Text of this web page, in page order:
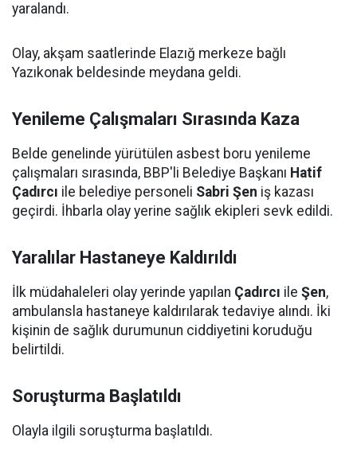
yaralandı.
Olay, akşam saatlerinde Elazığ merkeze bağlı
Yazıkonak beldesinde meydana geldi.
Yenileme Çalışmaları Sırasında Kaza
Belde genelinde yürütülen asbest boru yenileme
çalışmaları sırasında, BBP'li Belediye Başkanı Hatif
Çadırcı ile belediye personeli Sabri Şen iş kazası
geçirdi. İhbarla olay yerine sağlık ekipleri sevk edildi.
Yaralılar Hastaneye Kaldırıldı
İlk müdahaleleri olay yerinde yapılan Çadırcı ile Şen,
ambulansla hastaneye kaldırılarak tedaviye alındı. İki
kişinin de sağlık durumunun ciddiyetini koruduğu
belirtildi.
Soruşturma Başlatıldı
Olayla ilgili soruşturma başlatıldı.